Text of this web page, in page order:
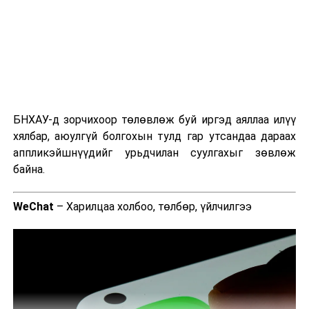
технологийн хэрэгцээг тодорхойлох төсөл эхэллээ
ӨМНӨХ МЭДЭЭ
Иран барууны технологийн компаниудын
байгууламжуудыг онилж болзошгүй гэж анхааруулав
БНХАУ-д зорчихоор төлөвлөж буй иргэд аяллаа илүү
хялбар, аюулгүй болгохын тулд гар утсандаа дараах
аппликэйшнүүдийг урьдчилан суулгахыг зөвлөж
байна.
WeChat – Харилцаа холбоо, төлбөр, үйлчилгээ